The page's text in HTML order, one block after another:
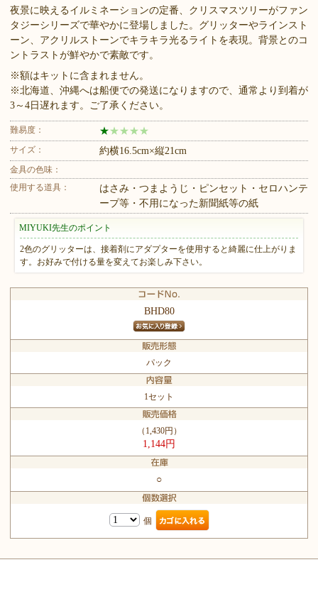
夜景に映えるイルミネーションの定番、クリスマスツリーがファン
タジーシリーズで華やかに登場しました。グリッターやラインスト
ーン、アクリルストーンでキラキラ光るライトを表現。背景とのコ
ントラストが鮮やかで素敵です。
※額はキットに含まれません。
※北海道、沖縄へは船便での発送になりますので、通常より到着が
3～4日遅れます。ご了承ください。
難易度： ★ ★ ★ ★ ★
サイズ： 約横16.5cm×縦21cm
金具の色味：
使用する道具：
はさみ・つまようじ・ピンセット・セロハンテ
ープ等・不用になった新聞紙等の紙
MIYUKI先生のポイント
2色のグリッターは、接着剤にアダプターを使用すると綺麗に仕上がりま
す。お好みで付ける量を変えてお楽しみ下さい。
BHD80
パック
1セット
（1,430円）
1,144円
○
個